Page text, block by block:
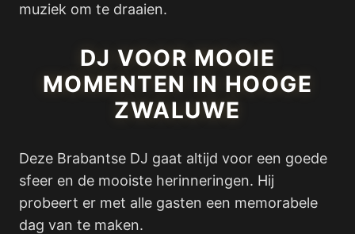
muziek om te draaien.
DJ VOOR MOOIE
MOMENTEN IN HOOGE
ZWALUWE
Deze Brabantse DJ gaat altijd voor een goede
sfeer en de mooiste herinneringen. Hij
probeert er met alle gasten een memorabele
dag van te maken.